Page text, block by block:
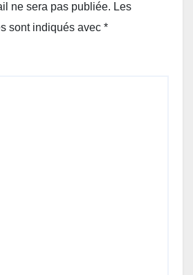
ne sera pas publiée. Les
sont indiqués avec *